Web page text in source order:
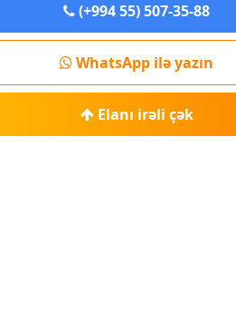
(+994 55) 507-35-88
WhatsApp ilə yazın
Elanı irəli çək